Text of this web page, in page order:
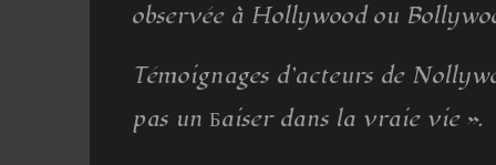
observée à Hollywood ou
Témoignages d’acteurs de
pas un Бaiser dans la vraie vie ».